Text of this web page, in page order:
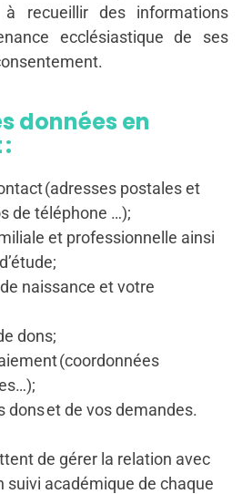
recueillir des informations
ecclésiastique de ses
données en
(adresses postales et
de téléphone …);
et professionnelle ainsi
naissance et votre
dons;
(coordonnées
dons et de vos demandes.
de gérer la relation avec
suivi académique de chaque